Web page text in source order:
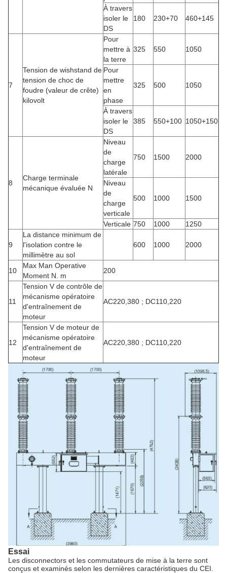
À travers
isoler le
DS
180 230+70 460+145
7
Tension de wishstand de
tension de choc de
foudre (valeur de crête)
kilovolt
Pour
mettre à
la terre
325 550 1050
Pour
mettre
en
phase
325 500 1050
À travers
isoler le
DS
385 550+100 1050+150
8
Charge terminale
mécanique évaluée N
Niveau
de
charge
latérale
750 1500 2000
Niveau
de
charge
verticale
500 1000 1500
Verticale 750 1000 1250
9
La distance minimum de
l'isolation contre le
millimètre au sol
600 1000 2000
10
Max Man Operative
Moment N. m
200
11
Tension V de contrôle de
mécanisme opératoire
d'entraînement de
moteur
AC220,380 ; DC110,220
12
Tension V de moteur de
mécanisme opératoire
d'entraînement de
moteur
AC220,380 ; DC110,220
Essai
Les disconnectors et les commutateurs de mise à la terre sont
conçus et examinés selon les dernières caractéristiques du CEI.